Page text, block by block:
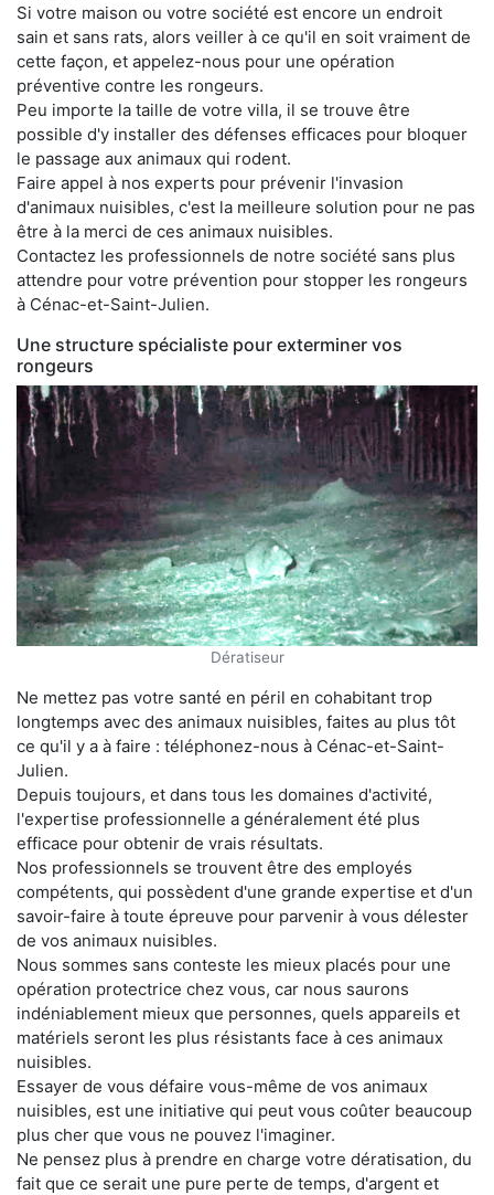
Si votre maison ou votre société est encore un endroit
sain et sans rats, alors veiller à ce qu'il en soit vraiment de
cette façon, et appelez-nous pour une opération
préventive contre les rongeurs.
Peu importe la taille de votre villa, il se trouve être
possible d'y installer des défenses efficaces pour bloquer
le passage aux animaux qui rodent.
Faire appel à nos experts pour prévenir l'invasion
d'animaux nuisibles, c'est la meilleure solution pour ne pas
être à la merci de ces animaux nuisibles.
Contactez les professionnels de notre société sans plus
attendre pour votre prévention pour stopper les rongeurs
à Cénac-et-Saint-Julien.
Une structure spécialiste pour exterminer vos
rongeurs
Dératiseur
Ne mettez pas votre santé en péril en cohabitant trop
longtemps avec des animaux nuisibles, faites au plus tôt
ce qu'il y a à faire : téléphonez-nous à Cénac-et-Saint-
Julien.
Depuis toujours, et dans tous les domaines d'activité,
l'expertise professionnelle a généralement été plus
efficace pour obtenir de vrais résultats.
Nos professionnels se trouvent être des employés
compétents, qui possèdent d'une grande expertise et d'un
savoir-faire à toute épreuve pour parvenir à vous délester
de vos animaux nuisibles.
Nous sommes sans conteste les mieux placés pour une
opération protectrice chez vous, car nous saurons
indéniablement mieux que personnes, quels appareils et
matériels seront les plus résistants face à ces animaux
nuisibles.
Essayer de vous défaire vous-même de vos animaux
nuisibles, est une initiative qui peut vous coûter beaucoup
plus cher que vous ne pouvez l'imaginer.
Ne pensez plus à prendre en charge votre dératisation, du
fait que ce serait une pure perte de temps, d'argent et